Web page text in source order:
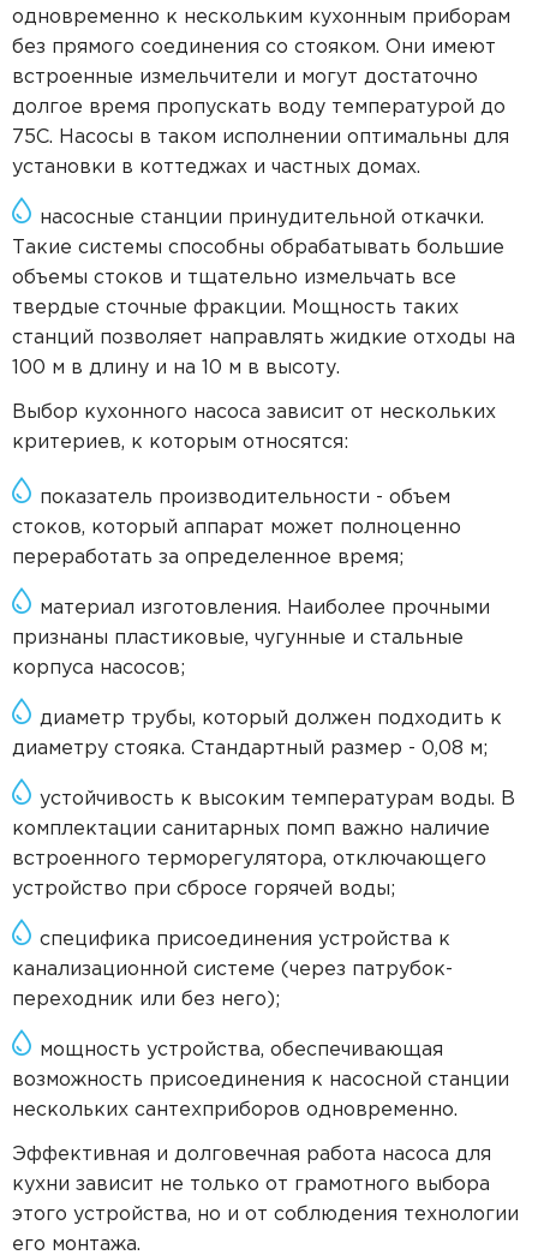
одновременно к нескольким кухонным приборам
без прямого соединения со стояком. Они имеют
встроенные измельчители и могут достаточно
долгое время пропускать воду температурой до
75C. Насосы в таком исполнении оптимальны для
установки в коттеджах и частных домах.
насосные станции принудительной откачки.
Такие системы способны обрабатывать большие
объемы стоков и тщательно измельчать все
твердые сточные фракции. Мощность таких
станций позволяет направлять жидкие отходы на
100 м в длину и на 10 м в высоту.
Выбор кухонного насоса зависит от нескольких
критериев, к которым относятся:
показатель производительности - объем
стоков, который аппарат может полноценно
переработать за определенное время;
материал изготовления. Наиболее прочными
признаны пластиковые, чугунные и стальные
корпуса насосов;
диаметр трубы, который должен подходить к
диаметру стояка. Стандартный размер - 0,08 м;
устойчивость к высоким температурам воды. В
комплектации санитарных помп важно наличие
встроенного терморегулятора, отключающего
устройство при сбросе горячей воды;
специфика присоединения устройства к
канализационной системе (через патрубок-
переходник или без него);
мощность устройства, обеспечивающая
возможность присоединения к насосной станции
нескольких сантехприборов одновременно.
Эффективная и долговечная работа насоса для
кухни зависит не только от грамотного выбора
этого устройства, но и от соблюдения технологии
его монтажа.